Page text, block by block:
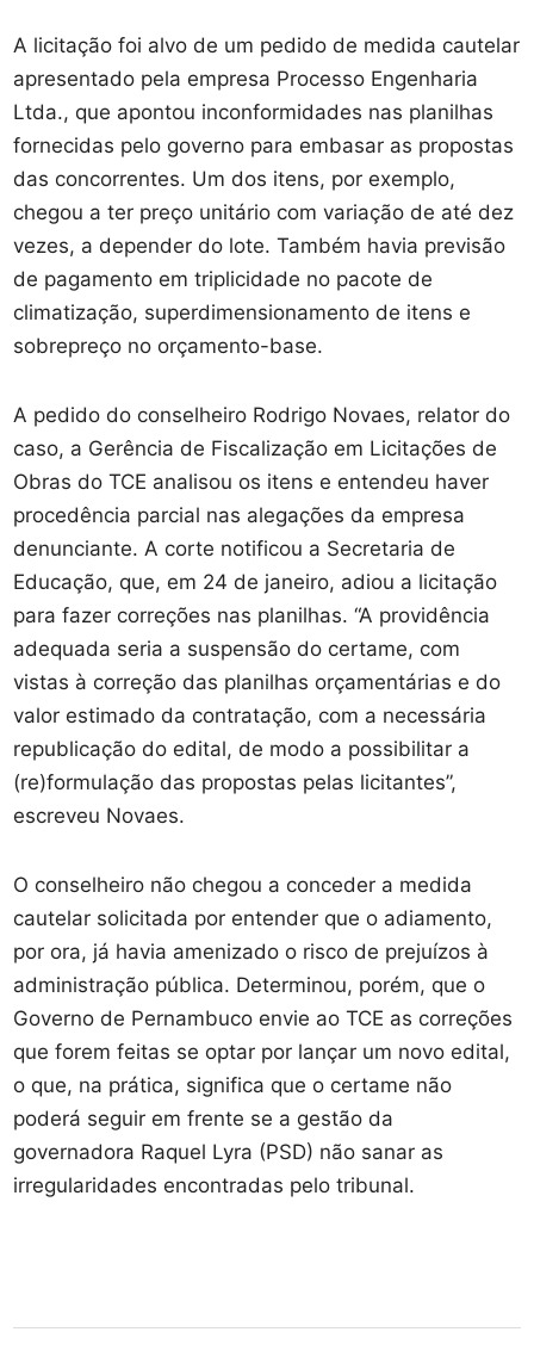
A licitação foi alvo de um pedido de medida cautelar
apresentado pela empresa Processo Engenharia
Ltda., que apontou inconformidades nas planilhas
fornecidas pelo governo para embasar as propostas
das concorrentes. Um dos itens, por exemplo,
chegou a ter preço unitário com variação de até dez
vezes, a depender do lote. Também havia previsão
de pagamento em triplicidade no pacote de
climatização, superdimensionamento de itens e
sobrepreço no orçamento-base.
A pedido do conselheiro Rodrigo Novaes, relator do
caso, a Gerência de Fiscalização em Licitações de
Obras do TCE analisou os itens e entendeu haver
procedência parcial nas alegações da empresa
denunciante. A corte notificou a Secretaria de
Educação, que, em 24 de janeiro, adiou a licitação
para fazer correções nas planilhas. “A providência
adequada seria a suspensão do certame, com
vistas à correção das planilhas orçamentárias e do
valor estimado da contratação, com a necessária
republicação do edital, de modo a possibilitar a
(re)formulação das propostas pelas licitantes”,
escreveu Novaes.
O conselheiro não chegou a conceder a medida
cautelar solicitada por entender que o adiamento,
por ora, já havia amenizado o risco de prejuízos à
administração pública. Determinou, porém, que o
Governo de Pernambuco envie ao TCE as correções
que forem feitas se optar por lançar um novo edital,
o que, na prática, significa que o certame não
poderá seguir em frente se a gestão da
governadora Raquel Lyra (PSD) não sanar as
irregularidades encontradas pelo tribunal.